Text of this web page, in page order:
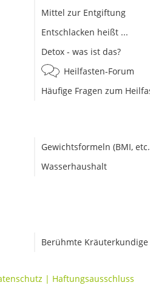
Mittel zur Entgiftung
Entschlacken heißt ...
Detox - was ist das?
Heilfasten-Forum
Häufige Fragen zum
Gewichtsformeln (BMI,
Wasserhaushalt
Berühmte Kräuterkundige
| Haftungsausschluss